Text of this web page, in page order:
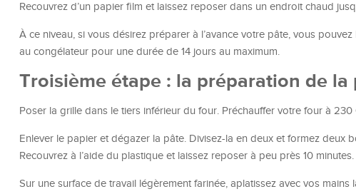
Recouvrez d’un papier film et laissez reposer dans un endroit chaud
À ce niveau, si vous désirez préparer à l’avance votre pâte, vous
au congélateur pour une durée de 14 jours au maximum.
Troisième étape : la préparation de la
Poser la grille dans le tiers inférieur du four. Préchauffer votre four à
Enlever le papier et dégazer la pâte. Divisez-la en deux et formez deux
Recouvrez à l’aide du plastique et laissez reposer à peu près 10
Sur une surface de travail légèrement farinée, aplatissez avec vos